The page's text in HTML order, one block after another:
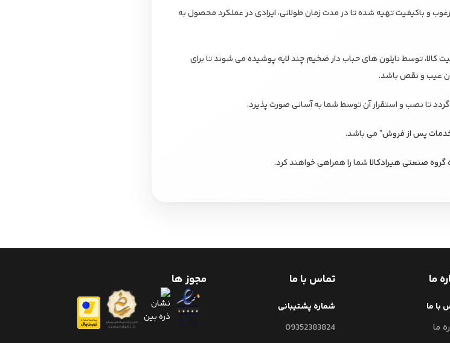
و باکیفیت تهیه شده تا در مدت زمان طولانی، ایرادی در عملکرد محصول به
توسط نایلون های حباب دار ضخیم چند لایه پوشیده می شوند تا برای
عیب و نقص باشد.
تا نصب و استقرار آن توسط شما به آسانی صورت پذیرد.
پس از فروش” می باشد.
گروه صنعتی هیرادکالاشما را همراهی خواهند کرد.
ما
با ما
ما
تماس با ما
شماره پشتیبانی
09352383824
مجوز ها